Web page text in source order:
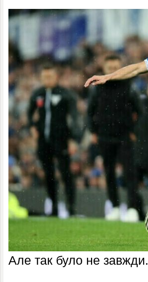
Але так було не завжди.